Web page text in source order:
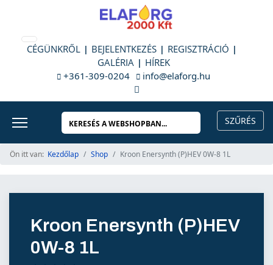
CÉGÜNKRŐL BEJELENTKEZÉS
REGISZTRÁCIÓ
GALÉRIA
HÍREK
+361-309-0204
info@elaforg.hu
Ön itt van: Kezdőlap Shop Kroon Enersynth (P)HEV 0W-8 1L
Kroon Enersynth (P)HEV
0W-8 1L